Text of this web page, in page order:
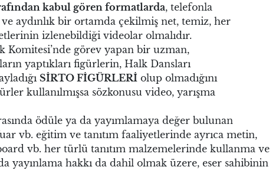
kabul gören formatlarda, telefonla
aydınlık bir ortamda çekilmiş net, temiz, her
izlenebildiği videolar olmalıdır.
Komitesi’nde görev yapan bir uzman,
yaptıkları figürlerin, Halk Dansları
SİRTO FİGÜRLERİ olup olmadığını
kullanılmışsa sözkonusu video, yarışma
ödüle ya da yayımlamaya değer bulunan
vb. eğitim ve tanıtım faaliyetlerinde ayrıca metin,
vb. her türlü tanıtım malzemelerinde kullanma ve
yayınlama hakkı da dahil olmak üzere, eser sahibinin